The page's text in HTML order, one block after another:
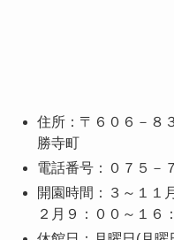
住所：〒６０６－８
勝寺町
電話番号：０７５－
開園時間：３～１１
２月９：００～１